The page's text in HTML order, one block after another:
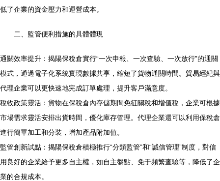
低了企業的資金壓力和運營成本。
二、監管便利措施的具體體現
通關效率提升：揭陽保稅倉實行“一次申報、一次查驗、一次放行”的通關
模式，通過電子化系統實現數據共享，縮短了貨物通關時間。貿易經紀與
代理企業可以更快速地完成訂單處理，提升客戶滿意度。
稅收政策靈活：貨物在保稅倉內存儲期間免征關稅和增值稅，企業可根據
市場需求靈活安排出貨時間，優化庫存管理。代理企業還可以利用保稅倉
進行簡單加工和分裝，增加產品附加值。
監管創新試點：揭陽保稅倉積極推行“分類監管”和“誠信管理”制度，對信
用良好的企業給予更多自主權，如自主盤點、免于頻繁查驗等，降低了企
業的合規成本。